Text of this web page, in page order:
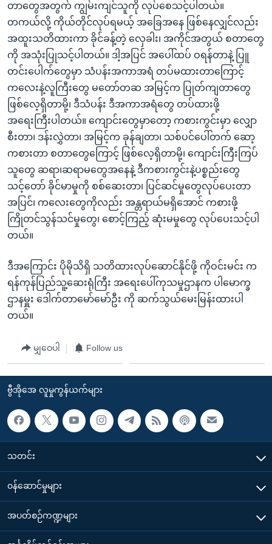
တာတွေအတွက် ကျွမ်းကျင်သူကို လုပ်စေသင့်ပါတယ်။
တကယ်လို့ ကိုယ်တိုင်လုပ်ရမယ့် အခြေအနေ ဖြစ်နေလျှင်လည်း
အထူးသတိထားကာ ခိုင်ခန့်တဲ့ လှေခါး၊ အကိုင်အတွယ် စတာတွေ
ကို အသုံးပြုသင့်ပါတယ်။ ဒါ့အပြင် အပေါ်ထပ် ဝရန်တာနဲ့ ပြူ
တင်းပေါက်တွေမှာ သံပန်းအကာအရံ တပ်မထားတာကြောင့်
ကလေးနဲ့လူကြီးတွေ မတော်တဆ အမြင့်က ပြုတ်ကျတာတွေ
ဖြစ်လေ့ရှိတာမို့၊ ဒီသံပန်း ဒီအကာအရံတွေ တပ်ထားဖို့
အရေးကြီးပါတယ်။ ကျောင်းတွေမှာတော့ ကစားကွင်းမှာ လျှော
စီးတာ၊ ဒန်းလွှဲတာ၊ အမြင့်က ခုန်ချတာ၊ သစ်ပင်ပေါ်တက် ဆော့
ကစားတာ စတာတွေကြောင့် ဖြစ်လေ့ရှိတာမို့၊ ကျောင်းကြီးကြပ်
သူတွေ ဆရာ၊ဆရာမတွေအနေနဲ့ ဒီကစားကွင်းနဲ့ပစ္စည်းတွေ
သင့်တော် ခိုင်မာမှုကို စစ်ဆေးတာ၊ ပြင်ဆင်မှုတွေလုပ်ပေးတာ
အပြင်၊ ကလေးတွေကိုလည်း အန္တရာယ်မရှိအောင် ကစားဖို့
ကြိုတင်သွန်သင်မှုတွေ၊ စောင့်ကြည့် ဆုံးမမှုတွေ လုပ်ပေးသင့်ပါ
တယ်။
ဒီအကြောင်း ပိုမိုသိရှိ သတိထားလုပ်ဆောင်နိုင်ဖို့ ကိုဝင်းမင်း က
ရန်ကုန်ပြည်သူ့ဆေးရုံကြီး အရေးပေါ်ကုသမှုဌာနက ပါမောက္ခ
ဌာနမှူး ဒေါက်တာမော်မော်ဦး ကို ဆက်သွယ်မေးမြန်းထားပါ
တယ်။
မျှဝေပါ Follow us
ဗွီအိုအေ လူမှုကွန်ယက်များ
သတင်း
၀န်ဆောင်မှုများ
အပတ်စဉ်ကဏ္ဍများ